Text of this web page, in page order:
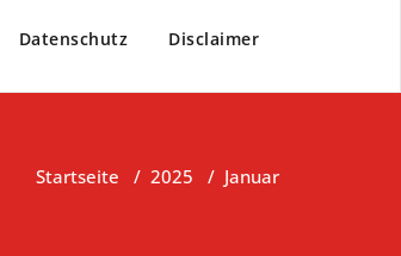
Datenschutz Disclaimer
Startseite / 2025 / Januar